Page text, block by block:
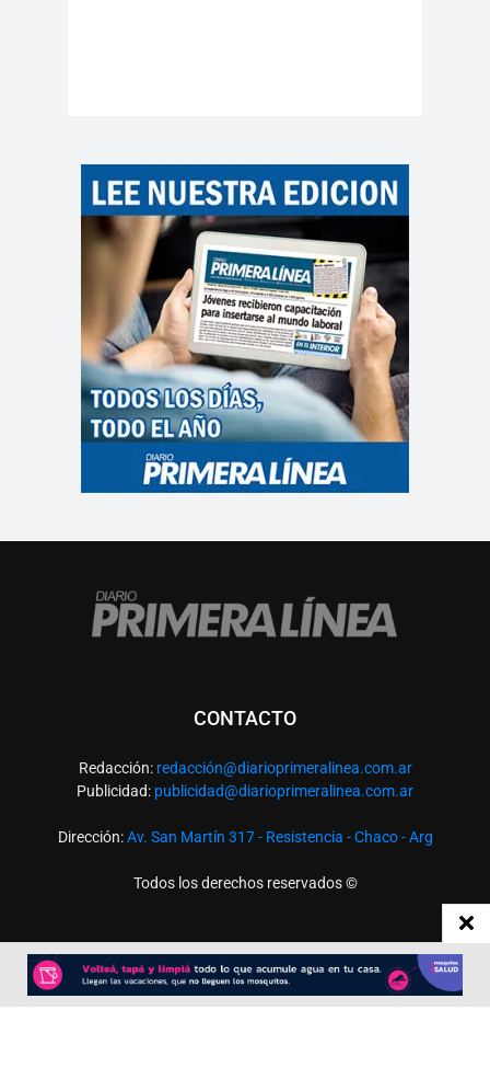
CONTACTO
Redacción: redacción@diarioprimeralinea.com.ar
Publicidad: publicidad@diarioprimeralinea.com.ar
Dirección:Av. San Martín 317 - Resistencia - Chaco - Arg
Todos los derechos reservados ©
SEGUÍNOS